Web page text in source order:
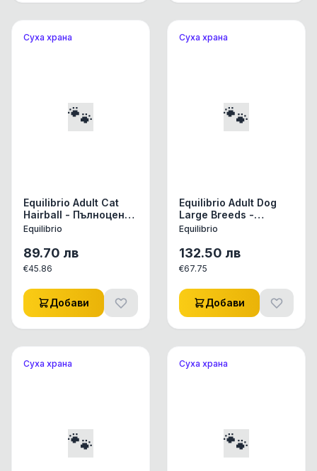
Суха храна
🐾
Equilibrio Adult Cat
Hairball - Пълноценна
храна за израснали
естествено
отделяне на
космените топки 7.5
кг
Equilibrio
89.70 лв
€45.86
Добави
Суха храна
🐾
Equilibrio Adult Dog
Large Breeds -
Пълноценна храна за
едри породи 12 + 2 кг
Equilibrio
132.50 лв
€67.75
Добави
Суха храна
🐾
Суха храна
🐾